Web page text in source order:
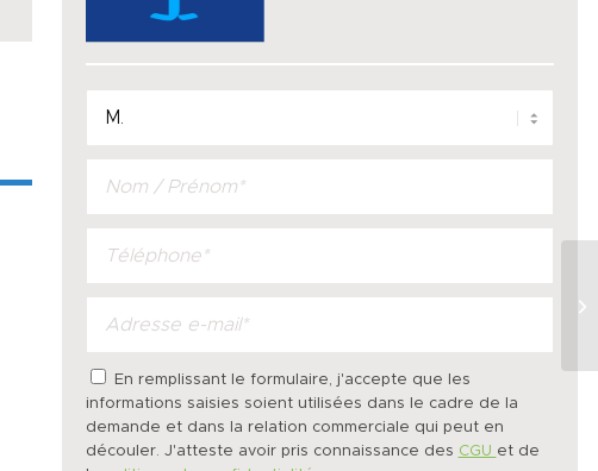
En remplissant le formulaire, j'accepte que les
informations saisies soient utilisées dans le cadre de la
demande et dans la relation commerciale qui peut en
découler. J'atteste avoir pris connaissance des CGU et de